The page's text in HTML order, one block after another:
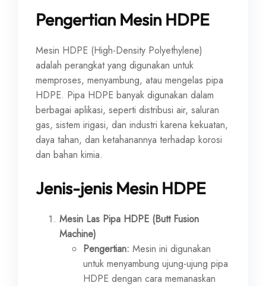
Pengertian Mesin HDPE
Mesin HDPE (High-Density Polyethylene)
adalah perangkat yang digunakan untuk
memproses, menyambung, atau mengelas pipa
HDPE. Pipa HDPE banyak digunakan dalam
berbagai aplikasi, seperti distribusi air, saluran
gas, sistem irigasi, dan industri karena kekuatan,
daya tahan, dan ketahanannya terhadap korosi
dan bahan kimia.
Jenis-jenis Mesin HDPE
Mesin Las Pipa HDPE (Butt Fusion
Machine)
Pengertian: Mesin ini digunakan
untuk menyambung ujung-ujung pipa
HDPE dengan cara memanaskan